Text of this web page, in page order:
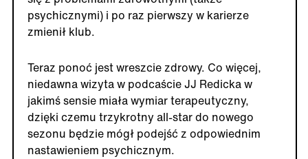
psychicznymi) i po raz pierwszy w karierze
zmienił klub.
Teraz ponoć jest wreszcie zdrowy. Co więcej,
niedawna wizyta w podcaście JJ Redicka w
jakimś sensie miała wymiar terapeutyczny,
dzięki czemu trzykrotny all-star do nowego
sezonu będzie mógł podejść z odpowiednim
nastawieniem psychicznym.